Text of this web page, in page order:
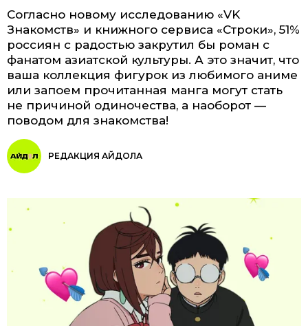
Согласно новому исследованию «VK
Знакомств» и книжного сервиса «Строки», 51%
россиян с радостью закрутил бы роман с
фанатом азиатской культуры. А это значит, что
ваша коллекция фигурок из любимого аниме
или запоем прочитанная манга могут стать
не причиной одиночества, а наоборот —
поводом для знакомства!
РЕДАКЦИЯ АЙДОЛА